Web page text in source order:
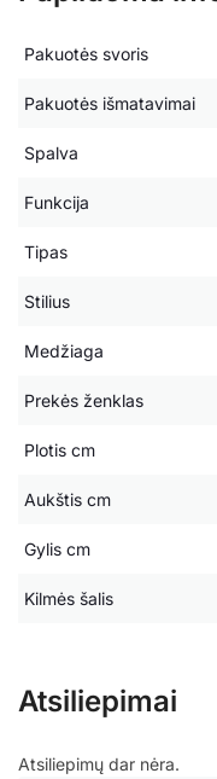
Pakuotės svoris
Pakuotės išmatavimai
Spalva
Funkcija
Tipas
Stilius
Medžiaga
Prekės ženklas
Plotis cm
Aukštis cm
Gylis cm
Kilmės šalis
Atsiliepimai
Atsiliepimų dar nėra.